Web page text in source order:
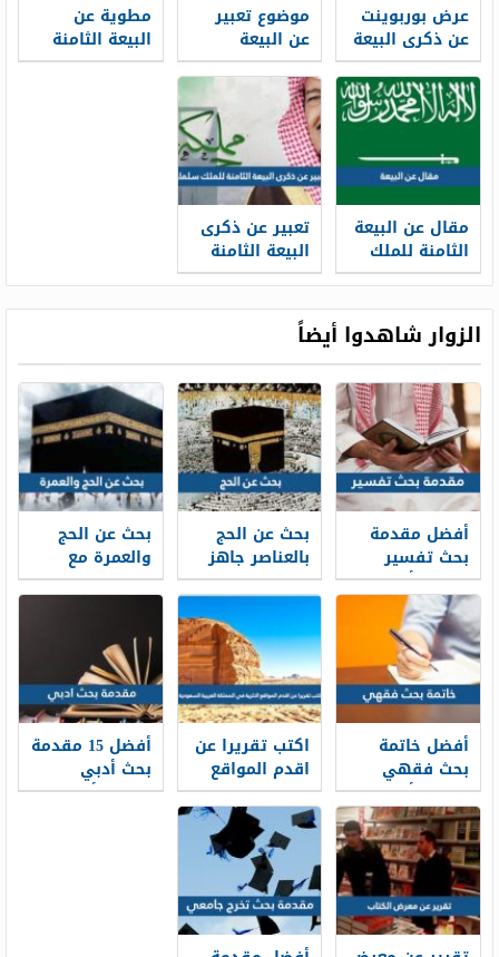
عرض بوربوينت
عن ذكرى البيعة
الثامنة للملك
سلمان 1444
موضوع تعبير
عن البيعة
الثامنة للملك
سلمان
مطوية عن
البيعة الثامنة
مقال عن البيعة
الثامنة للملك
سلمان بالعناصر
تعبير عن ذكرى
البيعة الثامنة
للملك سلمان
للطباعةالزوار شاهدوا أيضاً
أفضل مقدمة
بحث تفسير
تناسب أي بحث
تفسير 2026
بحث عن الحج
بالعناصر جاهز
للطباعة
بحث عن الحج
والعمرة مع
مقدمة وخاتمة
PDF
أفضل خاتمة
بحث فقهي
تناسب أي بحث
فقهي 2026
اكتب تقريرا عن
اقدم المواقع
الاثرية في
المملكة العربية
السعودية 2026
أفضل 15 مقدمة
بحث أدبي
تناسب أي بحث